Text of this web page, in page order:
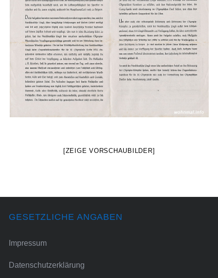
[ZEIGE VORSCHAUBILDER]
GESETZLICHE ANGABEN
Impressum
Datenschutzerklärung